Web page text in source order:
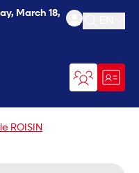
March 18,
Open
ROISIN